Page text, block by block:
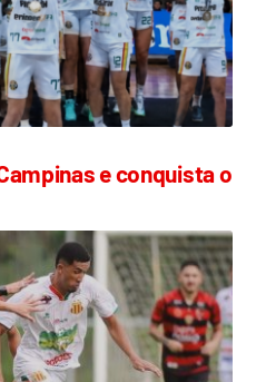
e conquista o